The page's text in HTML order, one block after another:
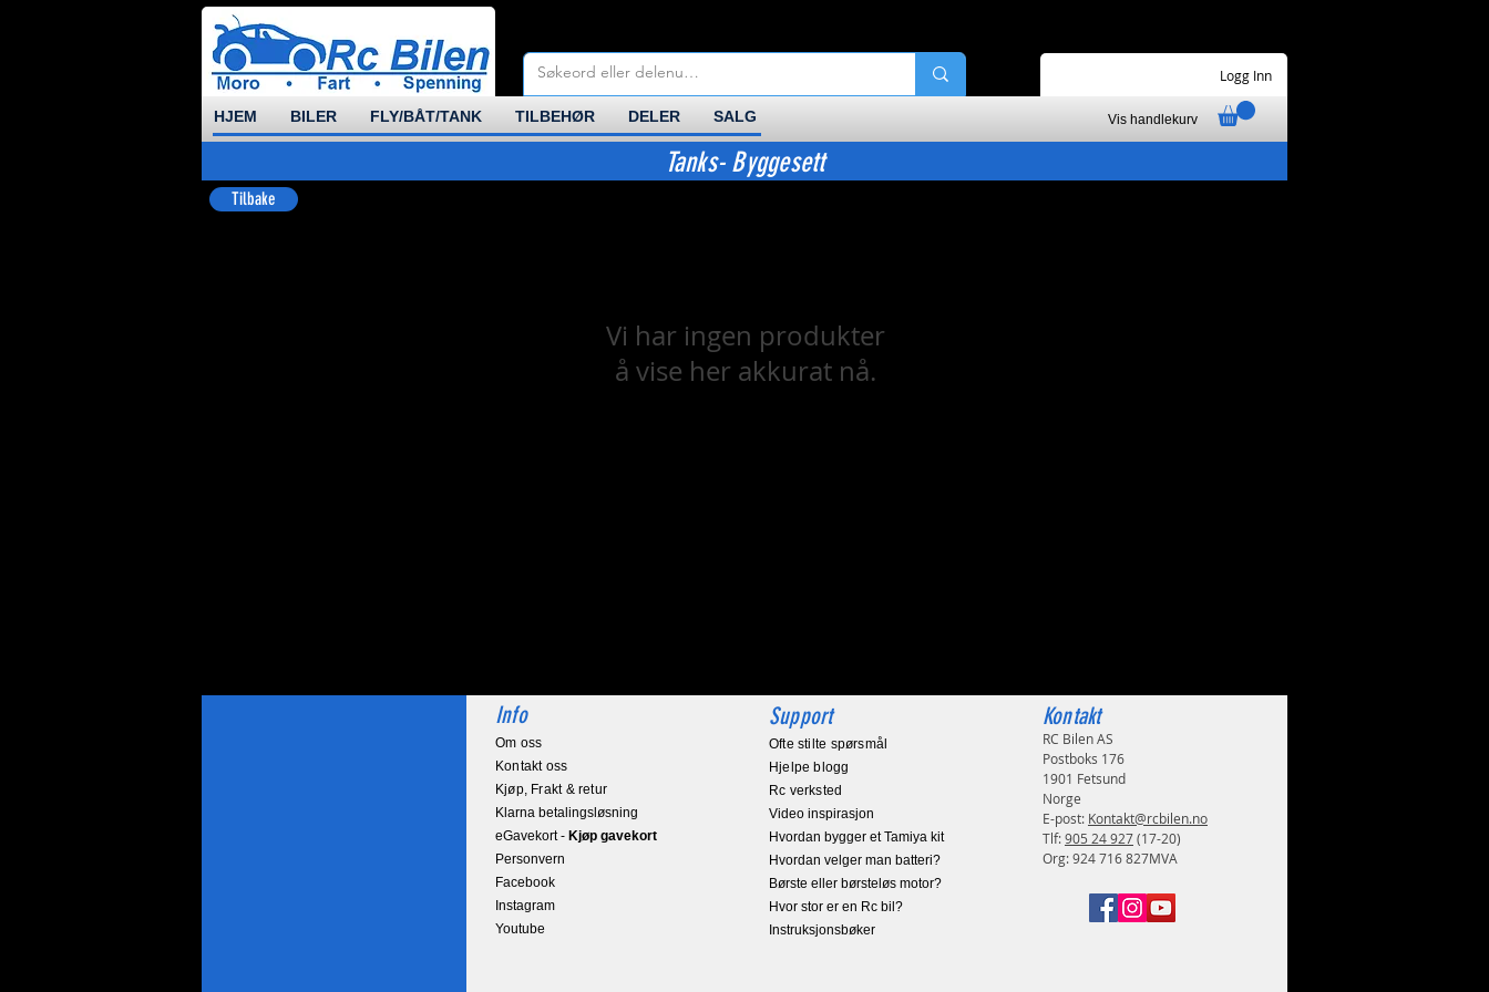
Logg Inn
HJEM BILER FLY/BÅT/TANK TILBEHØR DELER SALG Vis handlekurv
Tanks- Byggesett
Tilbake
Vi har ingen produkter
å vise her akkurat nå.
Info
Om oss
Kontakt oss
Kjøp, Frakt & retur
Klarna betalingsløsning
eGavekort- Kjøp gavekort
Personvern
Facebook
Instagram
Youtube
Support
Ofte stilte spørsmål
Hjelpe blogg
Rc verksted
Video inspirasjon
Hvordan bygger et Tamiya kit
Hvordan velger man batteri?
Børste eller børsteløs motor?
Hvor stor er en Rc bil?
Instruksjonsbøker
Kontakt
RC Bilen AS
Postboks 176
1901 Fetsund
Norge
E-post: Kontakt@rcbilen.no
Tlf:905 24 927(17-20)
Org: 924 716 827MVA